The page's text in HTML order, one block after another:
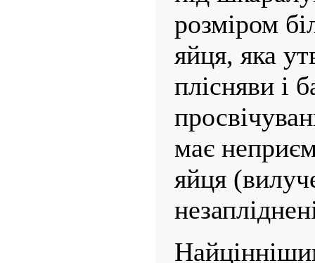
розміром
яйця, яка
плісняви і
має
яйця